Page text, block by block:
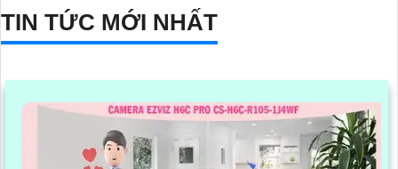
TIN TỨC MỚI NHẤT